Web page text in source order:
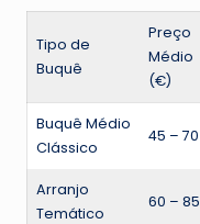
Tipo de
Buquê
Preço
Médio
(€)
Buquê Médio
Clássico
45 – 70
Arranjo
Temático
60 – 85